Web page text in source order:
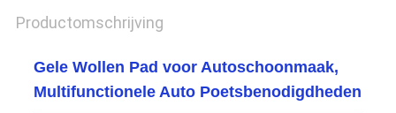
Productomschrijving
Gele Wollen Pad voor Autoschoonmaak,
Multifunctionele Auto Poetsbenodigdheden